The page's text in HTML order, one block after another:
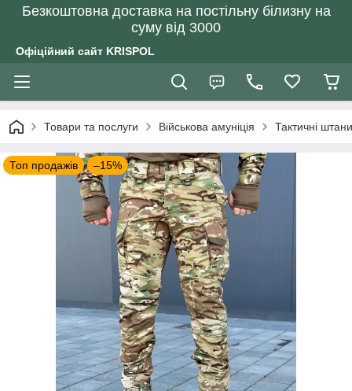
Безкоштовна доставка на постільну білизну на
суму від 3000
Офіційний сайт KRISPOL
Товари та послуги Військова амуніція Тактичні
Топ продажів –15%